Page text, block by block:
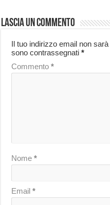
Lascia un commento
Il tuo indirizzo email non
sono contrassegnati*
Commento*
Nome*
Email*